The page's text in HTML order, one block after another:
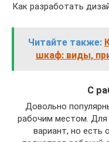
Как разработать
Читайте также:
шкаф: виды,
С
Довольно
рабочим местом.
вариант, но есть